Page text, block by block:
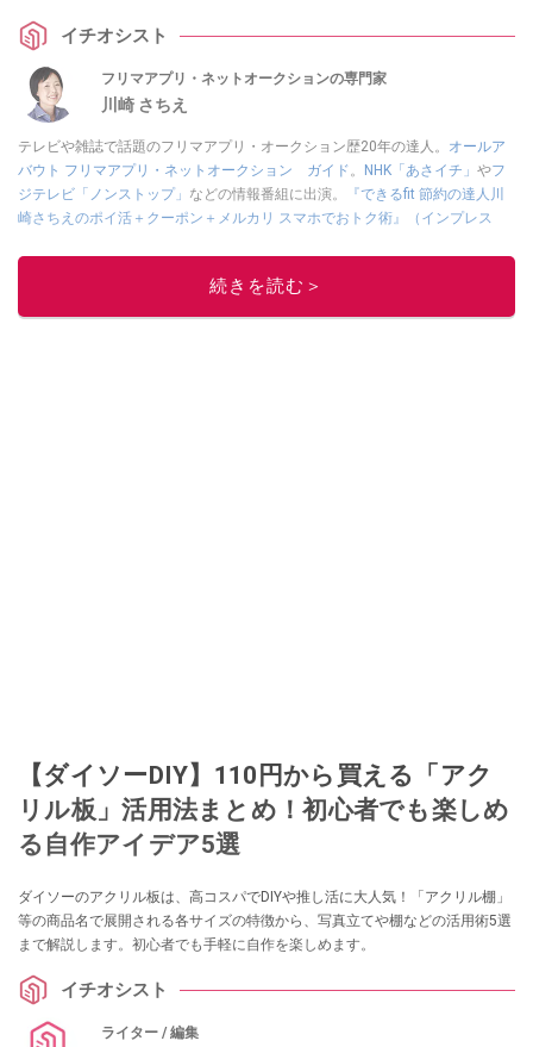
イチオシスト
フリマアプリ・ネットオークションの専門家
川崎 さちえ
テレビや雑誌で話題のフリマアプリ・オークション歴20年の達人。 オールア
バウト フリマアプリ・ネットオークション ガイド。 NHK「あさイチ」 やフ
ジテレビ「ノンストップ」 などの情報番組に出演。
『できるfit 節約の達人川
崎さちえのポイ活＋クーポン＋メルカリ スマホでおトク術』（インプレス
的に稼ぐ！』（翔泳社刊）
■経歴：2003年、夫が子育てをするために、突然会社を辞める。翌月からの
続きを読む＞
【ダイソーDIY】110円から買える「アク
リル板」活用法まとめ！初心者でも楽しめ
る自作アイデア5選
ダイソーのアクリル板は、高コスパでDIYや推し活に大人気！「アクリル棚」
等の商品名で展開される各サイズの特徴から、写真立てや棚などの活用術5選
まで解説します。初心者でも手軽に自作を楽しめます。
イチオシスト
ライター / 編集